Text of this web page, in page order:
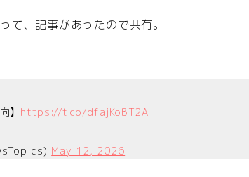
て、記事があったので共有。
】 https://t.co/dfajKoBT2A
May 12, 2026